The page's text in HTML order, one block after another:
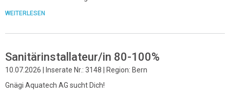
WEITERLESEN
Sanitärinstallateur/in 80-100%
10.07.2026 | Inserate Nr.: 3148 | Region: Bern
Gnägi Aquatech AG sucht Dich!